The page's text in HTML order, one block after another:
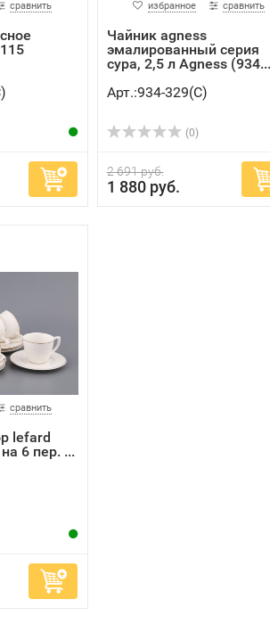
сравнить избранное сравнить
Чайник agness
эмалированный серия
сура, 2,5 л Agness (934...
Арт.:934-329(C)
(0)
2 691 руб.
1 880 руб.
сравнить
lefard
6 пер. ...